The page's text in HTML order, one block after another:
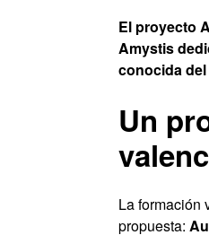
El proyecto
Amystis
conocida
Un
La formación
propuesta: